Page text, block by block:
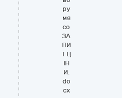
ру
мя
со
ЗА
ПИ
Т Ц
ІН
И.
do
cx